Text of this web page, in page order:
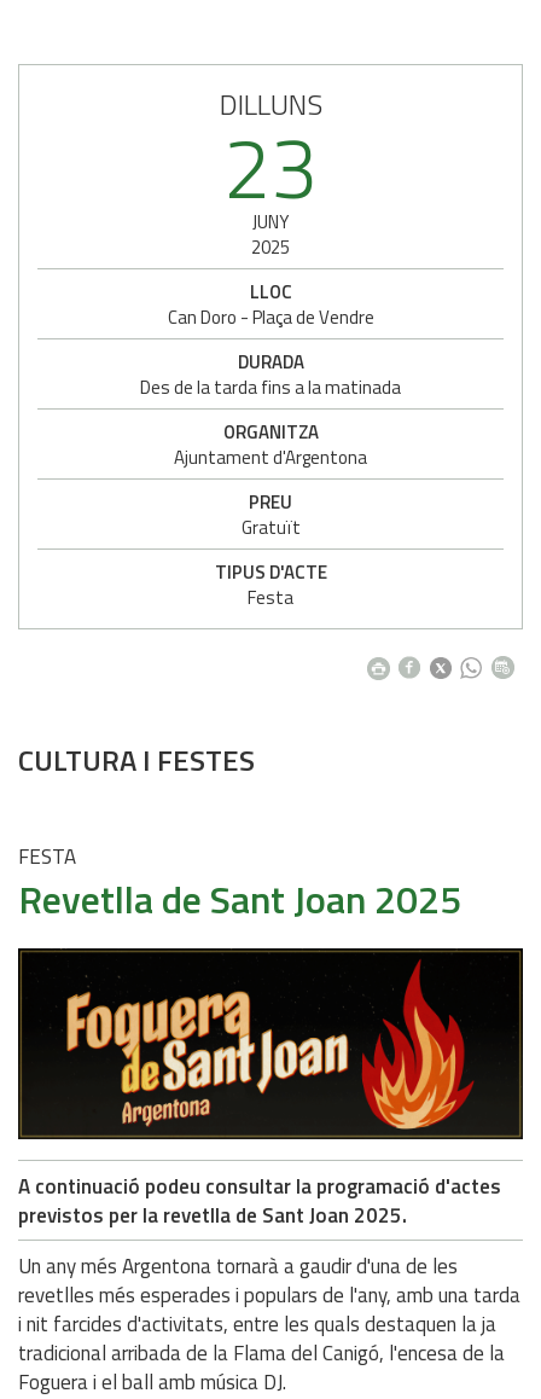
CULTURA I FESTES
FESTA
Revetlla de Sant Joan 2025
A continuació podeu consultar la programació d'actes
previstos per la revetlla de Sant Joan 2025.
Un any més Argentona tornarà a gaudir d'una de les
revetlles més esperades i populars de l'any, amb una tarda
i nit farcides d'activitats, entre les quals destaquen la ja
tradicional arribada de la Flama del Canigó, l'encesa de la
Foguera i el ball amb música DJ.
DILLUNS
23
JUNY
2025
LLOC
Can Doro - Plaça de Vendre
DURADA
Des de la tarda fins a la matinada
ORGANITZA
Ajuntament d'Argentona
PREU
Gratuït
TIPUS D'ACTE
Festa